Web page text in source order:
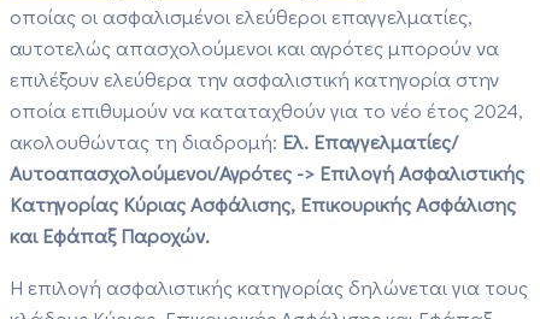
οποίας οι ασφαλισμένοι ελεύθεροι επαγγελματίες,
αυτοτελώς απασχολούμενοι και αγρότες μπορούν να
επιλέξουν ελεύθερα την ασφαλιστική κατηγορία στην
οποία επιθυμούν να καταταχθούν για το νέο έτος 2024,
ακολουθώντας τη διαδρομή: Ελ. Επαγγελματίες/
Αυτοαπασχολούμενοι/Αγρότες -> Επιλογή Ασφαλιστικής
Κατηγορίας Κύριας Ασφάλισης, Επικουρικής Ασφάλισης
και Εφάπαξ Παροχών.
Η επιλογή ασφαλιστικής κατηγορίας δηλώνεται για τους